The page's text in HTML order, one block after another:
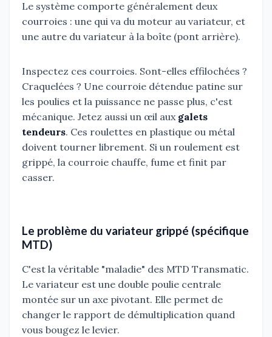
Le système comporte généralement deux
courroies : une qui va du moteur au variateur, et
une autre du variateur à la boîte (pont arrière).
Inspectez ces courroies. Sont-elles effilochées ?
Craquelées ? Une courroie détendue patine sur
les poulies et la puissance ne passe plus, c'est
mécanique. Jetez aussi un œil aux galets
tendeurs. Ces roulettes en plastique ou métal
doivent tourner librement. Si un roulement est
grippé, la courroie chauffe, fume et finit par
casser.
Le problème du variateur grippé (spécifique
MTD)
C'est la véritable "maladie" des MTD Transmatic.
Le variateur est une double poulie centrale
montée sur un axe pivotant. Elle permet de
changer le rapport de démultiplication quand
vous bougez le levier.